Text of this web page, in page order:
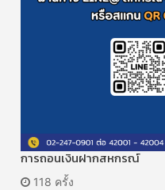
การถอนเงินฝากสหกรณ์
118 ครั้ง